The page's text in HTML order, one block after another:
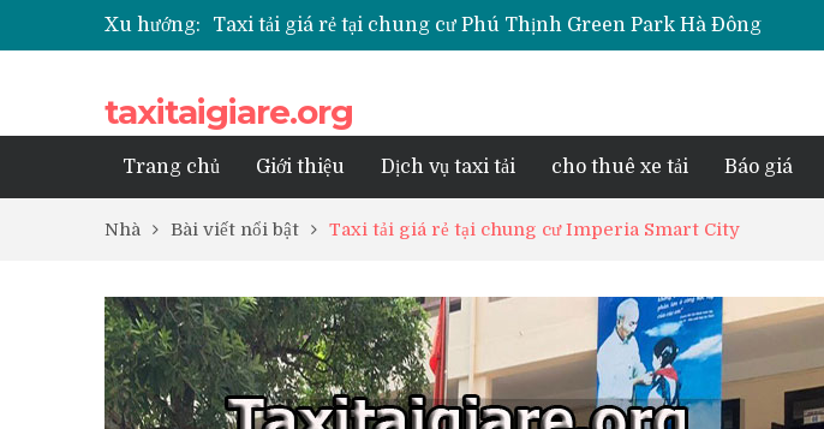
Xu hướng:
Taxi tải giá rẻ tại chung cư Phú Thịnh Green Park Hà Đông
Taxi tải giá rẻ tại chung cư Park Kiara Hà Đông
Taxi tải giá rẻ tại Chung cư Anland Lake View
Taxi tải giá rẻ tại chung cư BID Residence Tố Hữu
taxitaigiare.org
Trang chủ Giới thiệu Dịch vụ taxi tải cho thuê xe tải Báo giá
Nhà Bài viết nổi bật Taxi tải giá rẻ tại chung cư Imperia Smart City